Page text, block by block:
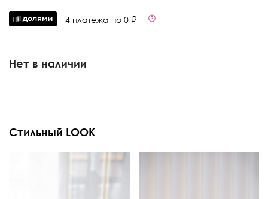
4 платежа по 0 ₽
Нет в наличии
Стильный LOOK